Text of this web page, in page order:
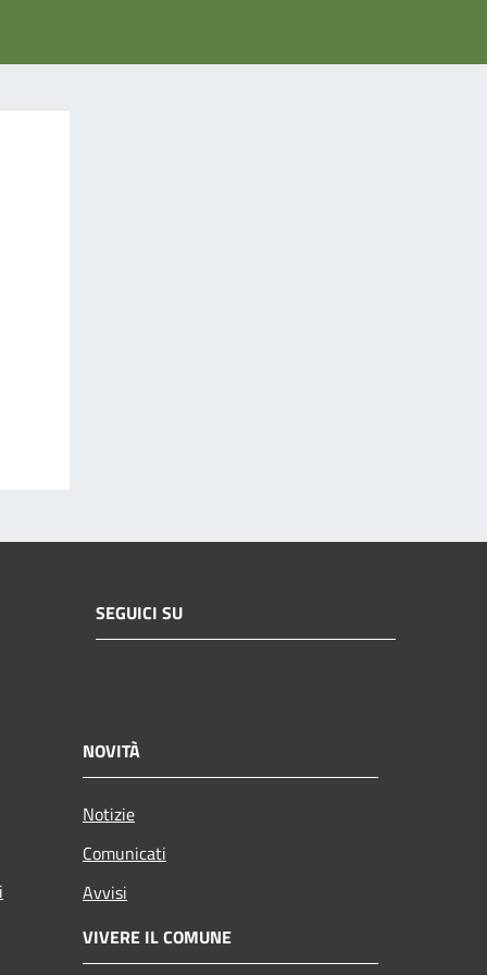
SEGUICI SU
NOVITÀ
Notizie
Comunicati
Avvisi
VIVERE IL COMUNE